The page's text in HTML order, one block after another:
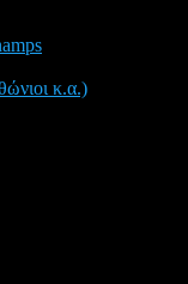
κ.α.)